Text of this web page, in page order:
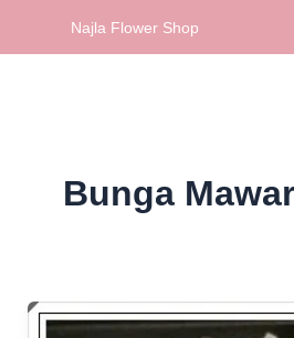
Najla Flower Shop
Bunga